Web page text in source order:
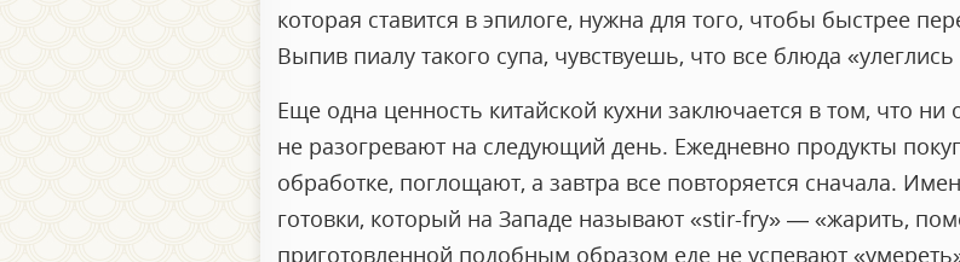
которая ставится в эпилоге, нужна для того, чтобы быстрее
Выпив пиалу такого супа, чувствуешь, что все блюда
Еще одна ценность китайской кухни заключается в том, что
не разогревают на следующий день. Ежедневно продукты
обработке, поглощают, а завтра все повторяется сначала.
готовки, который на Западе называют «stir-fry» — «жарить,
приготовленной подобным образом еде не успевают